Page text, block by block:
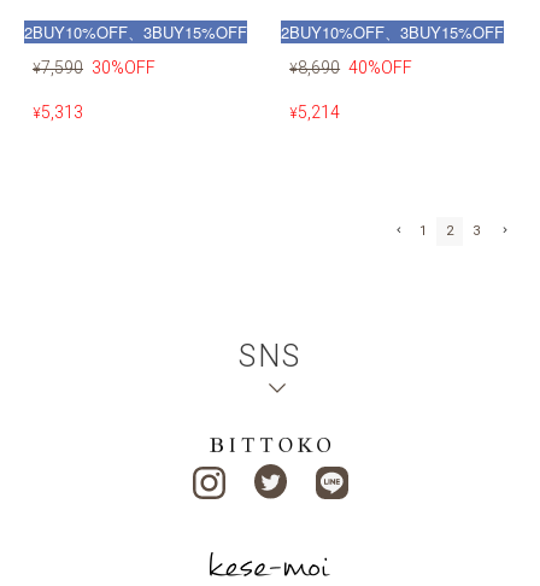
2BUY10%OFF、3BUY15%OFF
¥7,590 30%OFF
¥5,313
2BUY10%OFF、3BUY15%OFF
¥8,690 40%OFF
¥5,214
1 2 3
SNS